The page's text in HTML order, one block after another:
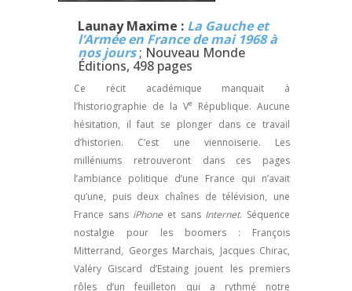
Launay Maxime : La Gauche et
l’Armée en France de mai 1968 à
nos jours ; Nouveau Monde
Éditions, 498 pages
Ce récit académique manquait à
l’historiographie de la Ve
République. Aucune
hésitation, il faut se plonger dans ce travail
d’historien. C’est une viennoiserie. Les
milléniums retrouveront dans ces pages
l’ambiance politique d’une France qui n’avait
qu’une, puis deux chaînes de télévision, une
France sans iPhone et sans Internet. Séquence
nostalgie pour les boomers : François
Mitterrand, Georges Marchais, Jacques Chirac,
Valéry Giscard d’Estaing jouent les premiers
rôles d’un feuilleton qui a rythmé notre